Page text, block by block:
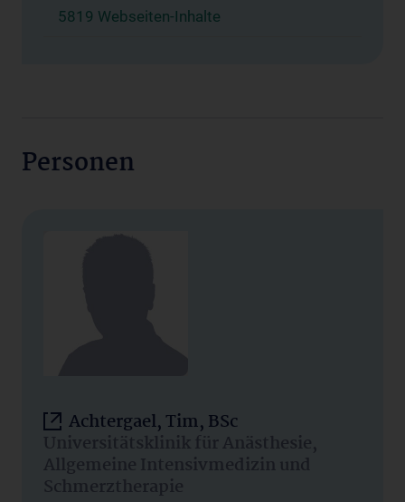
5819 Webseiten-Inhalte
Personen
Achtergael, Tim, BSc
Universitätsklinik für Anästhesie,
Allgemeine Intensivmedizin und
Schmerztherapie